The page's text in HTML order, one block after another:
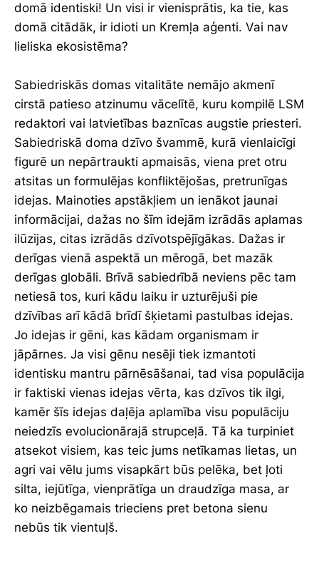
domā identiski! Un visi ir vienisprātis, ka tie, kas
domā citādāk, ir idioti un Kremļa aģenti. Vai nav
lieliska ekosistēma?
Sabiedriskās domas vitalitāte nemājo akmenī
cirstā patieso atzinumu vācelītē, kuru kompilē LSM
redaktori vai latvietības baznīcas augstie priesteri.
Sabiedriskā doma dzīvo švammē, kurā vienlaicīgi
figurē un nepārtraukti apmaisās, viena pret otru
atsitas un formulējas konfliktējošas, pretrunīgas
idejas. Mainoties apstākļiem un ienākot jaunai
informācijai, dažas no šīm idejām izrādās aplamas
ilūzijas, citas izrādās dzīvotspējīgākas. Dažas ir
derīgas vienā aspektā un mērogā, bet mazāk
derīgas globāli. Brīvā sabiedrībā neviens pēc tam
netiesā tos, kuri kādu laiku ir uzturējuši pie
dzīvības arī kādā brīdī šķietami pastulbas idejas.
Jo idejas ir gēni, kas kādam organismam ir
jāpārnes. Ja visi gēnu nesēji tiek izmantoti
identisku mantru pārnēsāšanai, tad visa populācija
ir faktiski vienas idejas vērta, kas dzīvos tik ilgi,
kamēr šīs idejas daļēja aplamība visu populāciju
neiedzīs evolucionārajā strupceļā. Tā ka turpiniet
atsekot visiem, kas teic jums netīkamas lietas, un
agri vai vēlu jums visapkārt būs pelēka, bet ļoti
silta, iejūtīga, vienprātīga un draudzīga masa, ar
ko neizbēgamais trieciens pret betona sienu
nebūs tik vientuļš.